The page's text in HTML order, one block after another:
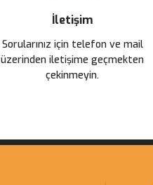
İletişim
Sorularınız için telefon ve mail
üzerinden iletişime geçmekten
çekinmeyin.